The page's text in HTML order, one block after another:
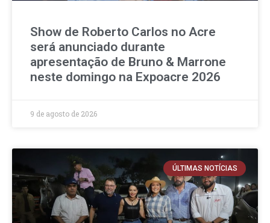
Show de Roberto Carlos no Acre
será anunciado durante
apresentação de Bruno & Marrone
neste domingo na Expoacre 2026
9 de agosto de 2026
ÚLTIMAS NOTÍCIAS